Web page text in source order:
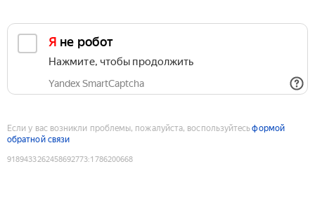
Я не робот
Нажмите, чтобы продолжить
Yandex SmartCaptcha
Если у вас возникли проблемы, пожалуйста, воспользуйтесьформой
обратной связи
9189433262458692773:1786200668